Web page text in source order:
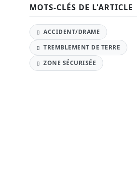
MOTS-CLÉS DE L'ARTICLE
ACCIDENT/DRAME
TREMBLEMENT DE TERRE
ZONE SÉCURISÉE